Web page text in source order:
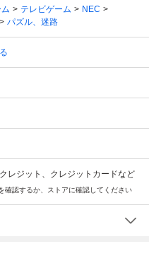
テレビゲーム
NEC
パズル、迷路
レジット、クレジットカードなど
確認するか、ストアに確認してください